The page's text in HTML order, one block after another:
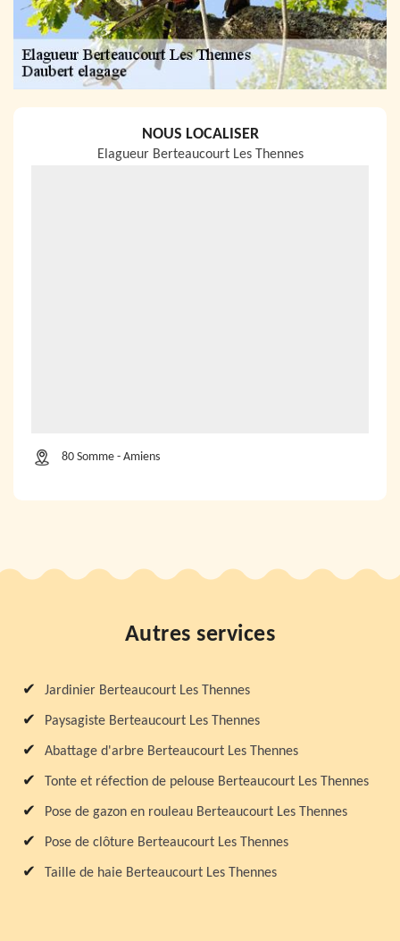
NOUS LOCALISER
Elagueur Berteaucourt Les Thennes
80 Somme - Amiens
Autres services
Jardinier Berteaucourt Les Thennes
Paysagiste Berteaucourt Les Thennes
Abattage d'arbre Berteaucourt Les Thennes
Tonte et réfection de pelouse Berteaucourt Les Thennes
Pose de gazon en rouleau Berteaucourt Les Thennes
Pose de clôture Berteaucourt Les Thennes
Taille de haie Berteaucourt Les Thennes